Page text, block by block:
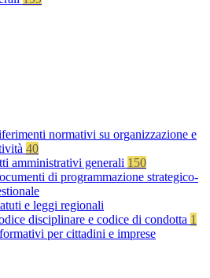
normativi su organizzazione e
40
amministrativi generali 150
di programmazione strategico-
e leggi regionali
disciplinare e codice di condotta 1
per cittadini e imprese